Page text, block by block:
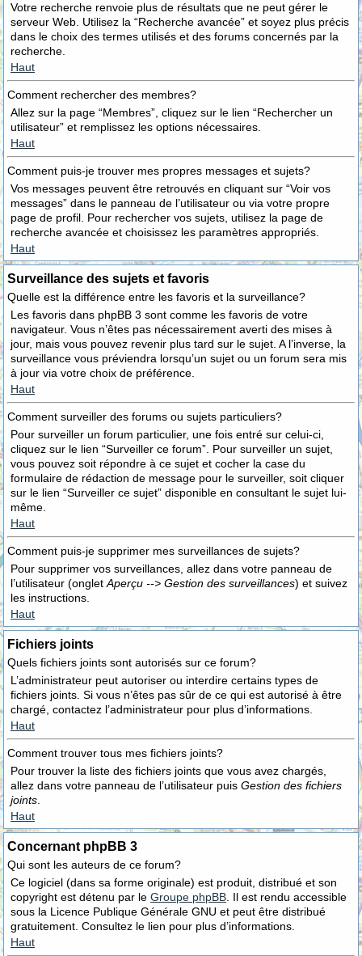
Votre recherche renvoie plus de résultats que ne peut gérer le
serveur Web. Utilisez la “Recherche avancée” et soyez plus précis
dans le choix des termes utilisés et des forums concernés par la
recherche.
Haut
Comment rechercher des membres?
Allez sur la page “Membres”, cliquez sur le lien “Rechercher un
utilisateur” et remplissez les options nécessaires.
Haut
Comment puis-je trouver mes propres messages et sujets?
Vos messages peuvent être retrouvés en cliquant sur “Voir vos
messages” dans le panneau de l’utilisateur ou via votre propre
page de profil. Pour rechercher vos sujets, utilisez la page de
recherche avancée et choisissez les paramètres appropriés.
Haut
Surveillance des sujets et favoris
Quelle est la différence entre les favoris et la surveillance?
Les favoris dans phpBB 3 sont comme les favoris de votre
navigateur. Vous n’êtes pas nécessairement averti des mises à
jour, mais vous pouvez revenir plus tard sur le sujet. A l’inverse, la
surveillance vous préviendra lorsqu’un sujet ou un forum sera mis
à jour via votre choix de préférence.
Haut
Comment surveiller des forums ou sujets particuliers?
Pour surveiller un forum particulier, une fois entré sur celui-ci,
cliquez sur le lien “Surveiller ce forum”. Pour surveiller un sujet,
vous pouvez soit répondre à ce sujet et cocher la case du
formulaire de rédaction de message pour le surveiller, soit cliquer
sur le lien “Surveiller ce sujet” disponible en consultant le sujet lui-
même.
Haut
Comment puis-je supprimer mes surveillances de sujets?
Pour supprimer vos surveillances, allez dans votre panneau de
l’utilisateur (onglet Aperçu --> Gestion des surveillances) et suivez
les instructions.
Haut
Fichiers joints
Quels fichiers joints sont autorisés sur ce forum?
L’administrateur peut autoriser ou interdire certains types de
fichiers joints. Si vous n’êtes pas sûr de ce qui est autorisé à être
chargé, contactez l’administrateur pour plus d’informations.
Haut
Comment trouver tous mes fichiers joints?
Pour trouver la liste des fichiers joints que vous avez chargés,
allez dans votre panneau de l’utilisateur puis Gestion des fichiers
joints
Haut
Concernant phpBB 3
Qui sont les auteurs de ce forum?
Ce logiciel (dans sa forme originale) est produit, distribué et son
copyright est détenu par le Groupe phpBB . Il est rendu accessible
sous la Licence Publique Générale GNU et peut être distribué
gratuitement. Consultez le lien pour plus d’informations.
Haut